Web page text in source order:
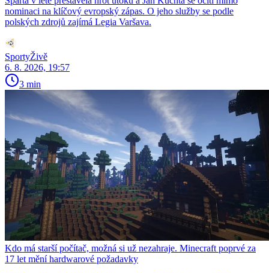
nominaci na klíčový evropský zápas. O jeho služby se podle
polských zdrojů zajímá Legia Varšava.
SportyŽivě
6. 8. 2026, 19:57
3 min
Kdo má starší počítač, možná si už nezahraje. Minecraft poprvé za
17 let mění hardwarové požadavky